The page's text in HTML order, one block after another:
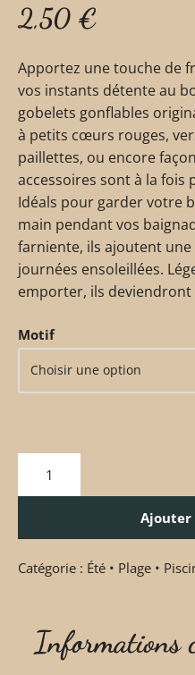
2,50 €
Apportez une touche de
vos instants détente au
gobelets gonflables
à petits cœurs rouges,
paillettes, ou encore
accessoires sont à la
Idéals pour garder votre
main pendant vos
farniente, ils ajoutent
journées ensoleillées.
emporter, ils deviendront
Motif
Ajouter
Catégorie : Été • Plage •
Informations